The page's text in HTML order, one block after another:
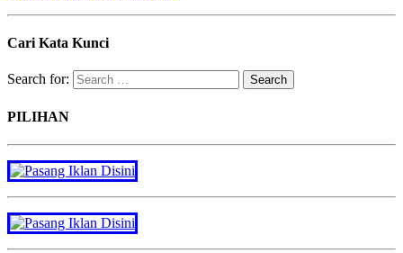
Cari Kata Kunci
Search for:
PILIHAN